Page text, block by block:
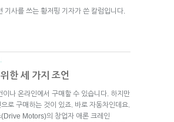
기사를 쓰는 황저핑 기자가 쓴 칼럼입니다.
한 세 가지 조언
이나 온라인에서 구매할 수 있습니다. 하지만
로 구매하는 것이 있죠. 바로 자동차인데요.
(Drive Motors)의 창업자 애론 크레인